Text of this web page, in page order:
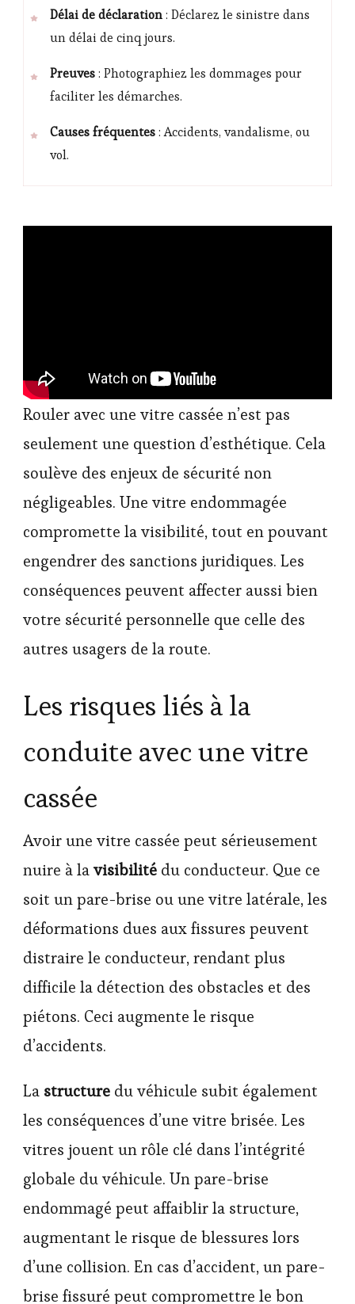
Délai de déclaration: Déclarez le sinistre dans
un délai de cinq jours.
Preuves: Photographiez les dommages pour
faciliter les démarches.
Causes fréquentes: Accidents, vandalisme, ou
vol.
Rouler avec une vitre cassée n’est pas
seulement une question d’esthétique. Cela
soulève des enjeux de sécurité non
négligeables. Une vitre endommagée
compromette la visibilité, tout en pouvant
engendrer des sanctions juridiques. Les
conséquences peuvent affecter aussi bien
votre sécurité personnelle que celle des
autres usagers de la route.
Les risques liés à la
conduite avec une vitre
cassée
Avoir une vitre cassée peut sérieusement
nuire à lavisibilité du conducteur. Que ce
soit un pare-brise ou une vitre latérale, les
déformations dues aux fissures peuvent
distraire le conducteur, rendant plus
difficile la détection des obstacles et des
piétons. Ceci augmente le risque
d’accidents.
La structure du véhicule subit également
les conséquences d’une vitre brisée. Les
vitres jouent un rôle clé dans l’intégrité
globale du véhicule. Un pare-brise
endommagé peut affaiblir la structure,
augmentant le risque de blessures lors
d’une collision. En cas d’accident, un pare-
brise fissuré peut compromettre le bon